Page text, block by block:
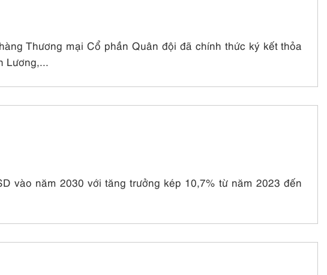
Thương mại Cổ phần Quân đội đã chính thức ký kết thỏa
Lương,...
vào năm 2030 với tăng trưởng kép 10,7% từ năm 2023 đến